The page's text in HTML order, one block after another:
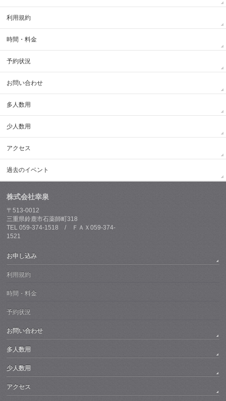
利用規約
時間・料金
予約状況
お問い合わせ
多人数用
少人数用
アクセス
過去のイベント
株式会社幸泉
〒513-0012
三重県鈴鹿市石薬師町318
TEL 059-374-1518 / ＦＡＸ059-374-
1521
お申し込み
利用規約
時間・料金
予約状況
お問い合わせ
多人数用
少人数用
アクセス